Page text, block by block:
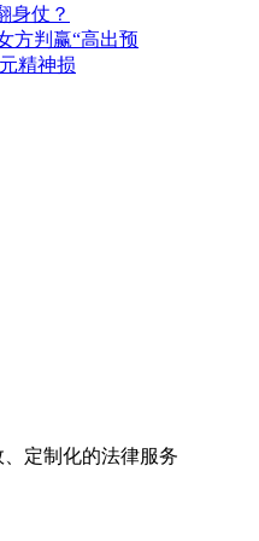
身仗？
方判赢“高出预
精神损
定制化的法律服务